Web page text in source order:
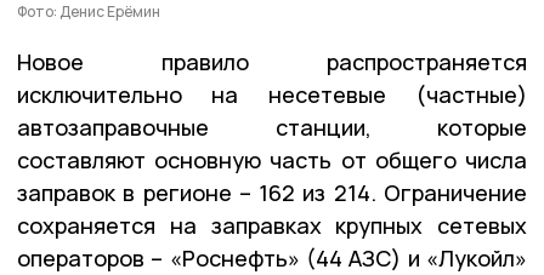
Фото: Денис Ерёмин
Новое правило распространяется
исключительно на несетевые (частные)
автозаправочные станции, которые
составляют основную часть от общего числа
заправок в регионе – 162 из 214. Ограничение
сохраняется на заправках крупных сетевых
операторов – «Роснефть» (44 АЗС) и «Лукойл»